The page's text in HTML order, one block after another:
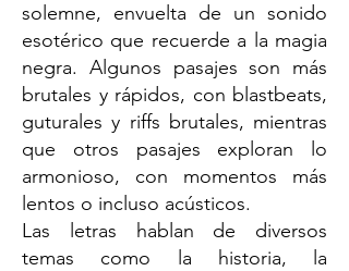
solemne, envuelta de un sonido
esotérico que recuerde a la magia
negra. Algunos pasajes son más
brutales y rápidos, con blastbeats,
guturales y riffs brutales, mientras
que otros pasajes exploran lo
armonioso, con momentos más
lentos o incluso acústicos.
Las letras hablan de diversos
temas como la historia, la